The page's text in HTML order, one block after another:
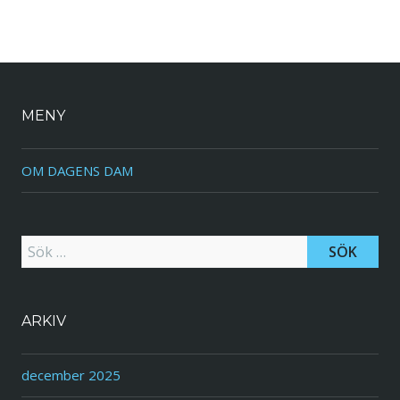
MENY
OM DAGENS DAM
Sök efter:
ARKIV
december 2025